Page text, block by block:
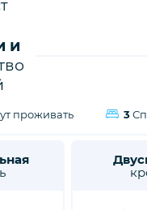
впечатления от
и
проживать 3